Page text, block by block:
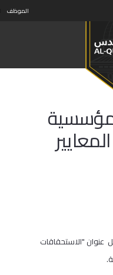
الموظف
"الاستحقاقات